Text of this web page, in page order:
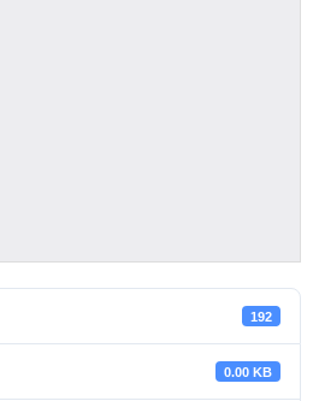
192
0.00 KB